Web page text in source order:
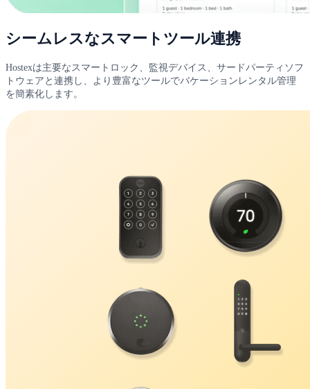
シームレスなスマートツール連携
Hostexは主要なスマートロック、監視デバイス、サードパーティソフ
トウェアと連携し、より豊富なツールでバケーションレンタル管理
を簡素化します。